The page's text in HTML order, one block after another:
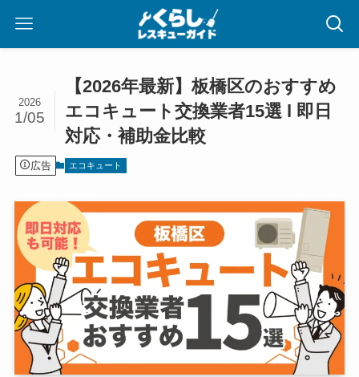
【2026年最新】板橋区のおすすめ
エコキュート交換業者15選 l 即日
対応・補助金比較
2026
1/05
広告 エコキュート